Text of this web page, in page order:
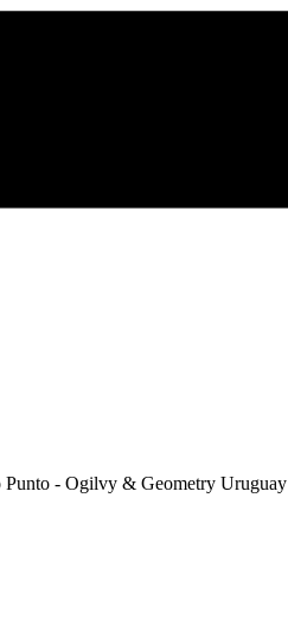
Punto - Ogilvy & Geometry Uruguay